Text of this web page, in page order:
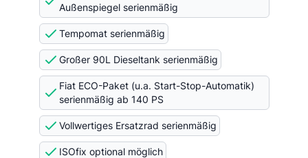
Außenspiegel serienmäßig
Tempomat serienmäßig
Großer 90L Dieseltank serienmäßig
Fiat ECO-Paket (u.a. Start-Stop-Automatik)
serienmäßig ab 140 PS
Vollwertiges Ersatzrad serienmäßig
ISOfix optional möglich